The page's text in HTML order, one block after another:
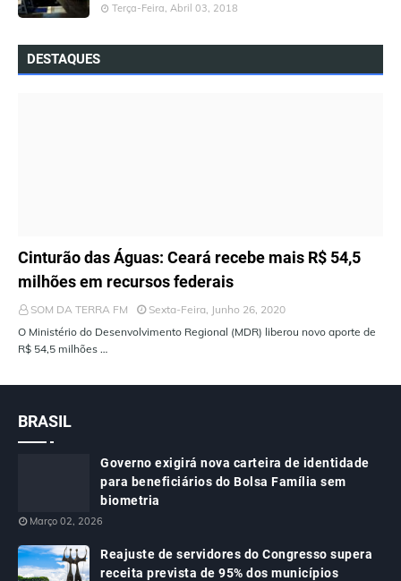
Terça-Feira, Abril 03, 2018
DESTAQUES
ÚLTIMAS NOTÍCIAS
Cinturão das Águas: Ceará recebe mais R$ 54,5
milhões em recursos federais
SOM DA TERRA FM
Sexta-Feira, Junho 26, 2020
O Ministério do Desenvolvimento Regional (MDR) liberou novo aporte de
R$ 54,5 milhões …
BRASIL
Governo exigirá nova carteira de identidade
para beneficiários do Bolsa Família sem
biometria
Março 02, 2026
Reajuste de servidores do Congresso supera
receita prevista de 95% dos municípios